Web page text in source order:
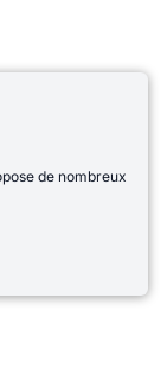
de nombreux